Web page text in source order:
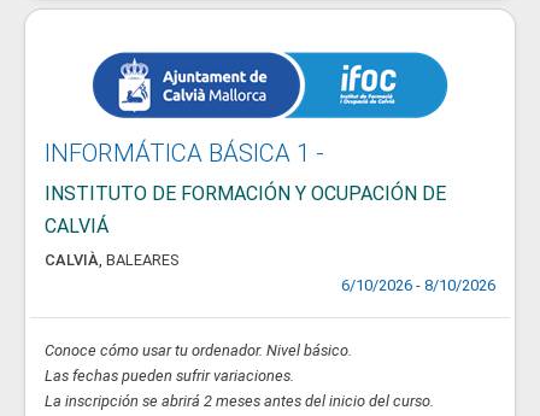
INFORMÁTICA BÁSICA 1 -
INSTITUTO DE FORMACIÓN Y OCUPACIÓN DE
CALVIÁ
CALVIÀ, BALEARES
6/10/2026 - 8/10/2026
Conoce cómo usar tu ordenador. Nivel básico.
Las fechas pueden sufrir variaciones.
La inscripción se abrirá 2 meses antes del inicio del curso.